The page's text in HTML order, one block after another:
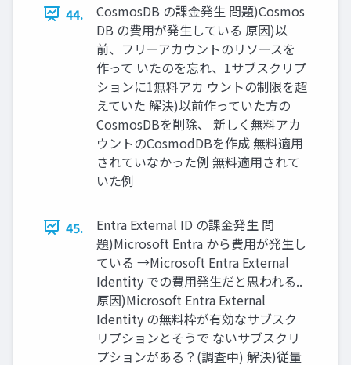
44.
CosmosDB の課金発生 問題)Cosmos
DB の費用が発生している 原因)以
前、フリーアカウントのリソースを
作って いたのを忘れ、1サブスクリプ
ションに1無料アカ ウントの制限を超
えていた 解決)以前作っていた方の
CosmosDBを削除、 新しく無料アカ
ウントのCosmodDBを作成 無料適用
されていなかった例 無料適用されて
いた例
45.
Entra External ID の課金発生 問
題)Microsoft Entra から費用が発生し
ている →Microsoft Entra External
Identity での費用発生だと思われる..
原因)Microsoft Entra External
Identity の無料枠が有効なサブスク
リプションとそうで ないサブスクリ
プションがある？(調査中) 解決)従量